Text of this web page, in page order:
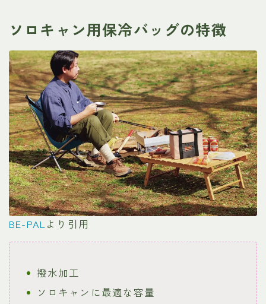
ソロキャン用保冷バッグの特徴
BE-PAL より引用
撥水加工
ソロキャンに最適な容量